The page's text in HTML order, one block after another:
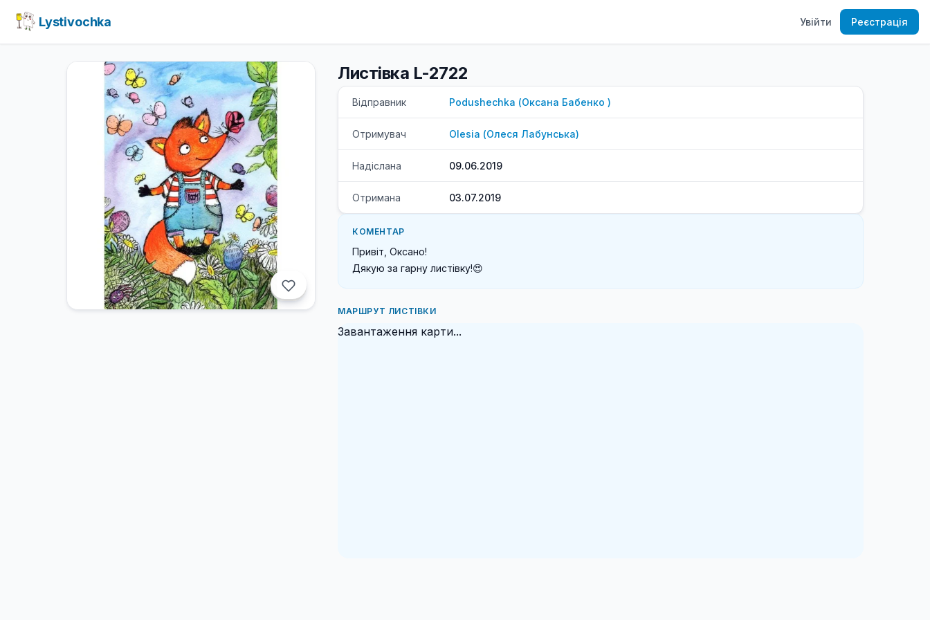
Lystivochka Увійти Реєстрація
Листівка L-2722
Відправник Podushechka (Оксана Бабенко )
Отримувач Olesia (Олеся Лабунська)
Надіслана 09.06.2019
Отримана 03.07.2019
КОМЕНТАР
Привіт, Оксано!
Дякую за гарну листівку!😍
МАРШРУТ ЛИСТІВКИ
Завантаження карти...